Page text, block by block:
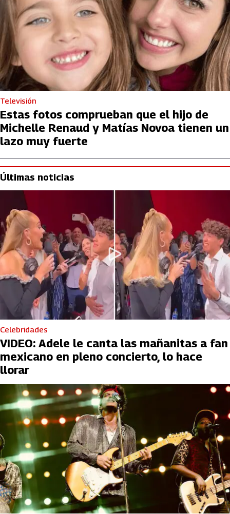
Televisión
Estas fotos comprueban que el hijo de
Michelle Renaud y Matías Novoa tienen un
lazo muy fuerte
Últimas noticias
Celebridades
VIDEO: Adele le canta las mañanitas a fan
mexicano en pleno concierto, lo hace
llorar